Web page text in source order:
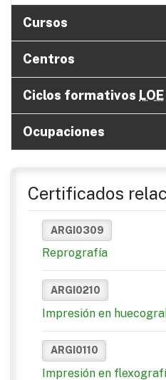
Cursos
Centros
Ciclos formativos LOE
Ocupaciones
Certificados
ARGI0309
Reprografía
ARGI0210
Impresión en
ARGI0110
Impresión en